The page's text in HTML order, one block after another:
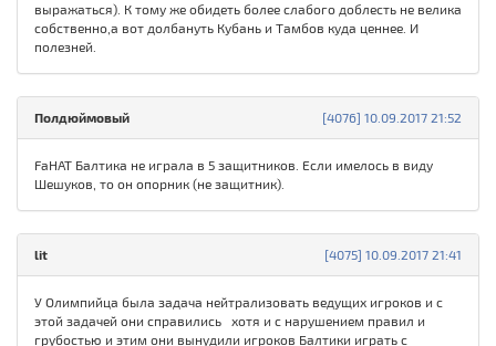
выражаться). К тому же обидеть более слабого доблесть не велика
собственно,а вот долбануть Кубань и Тамбов куда ценнее. И
полезней.
[4076] 10.09.2017 21:52
Полдюймовый
FaHAT Балтика не играла в 5 защитников. Если имелось в виду
Шешуков, то он опорник (не защитник).
[4075] 10.09.2017 21:41
lit
У Олимпийца была задача нейтрализовать ведущих игроков и с
этой задачей они справились хотя и с нарушением правил и
грубостью и этим они вынудили игроков Балтики играть с